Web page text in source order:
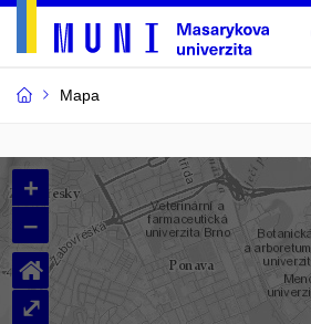
Mapa
Budovy
a
místnosti
MU
+
–
⌂
⤢